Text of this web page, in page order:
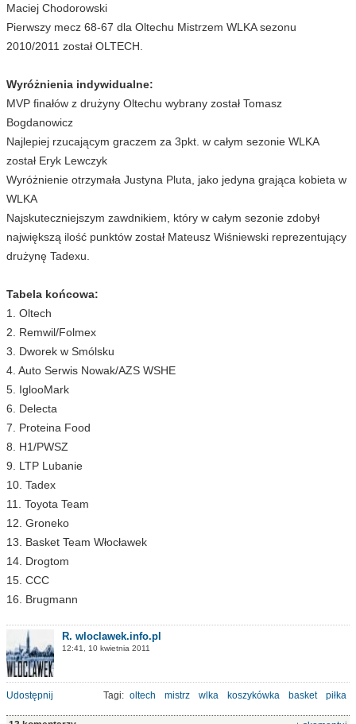
Maciej Chodorowski
Pierwszy mecz 68-67 dla Oltechu Mistrzem WLKA sezonu
2010/2011 został OLTECH.
Wyróżnienia indywidualne:
MVP finałów z drużyny Oltechu wybrany został Tomasz
Bogdanowicz
Najlepiej rzucającym graczem za 3pkt. w całym sezonie WLKA
został Eryk Lewczyk
Wyróżnienie otrzymała Justyna Pluta, jako jedyna grająca kobieta w
WLKA
Najskuteczniejszym zawdnikiem, który w całym sezonie zdobył
największą ilość punktów został Mateusz Wiśniewski reprezentujący
drużynę Tadexu.
Tabela końcowa:
1. Oltech
2. Remwil/Folmex
3. Dworek w Smólsku
4. Auto Serwis Nowak/AZS WSHE
5. IglooMark
6. Delecta
7. Proteina Food
8. H1/PWSZ
9. LTP Lubanie
10. Tadex
11. Toyota Team
12. Groneko
13. Basket Team Włocławek
14. Drogtom
15. CCC
16. Brugmann
R. wloclawek.info.pl
12:41, 10 kwietnia 2011
Udostępnij Tagi: oltech mistrz wlka koszykówka basket piłka